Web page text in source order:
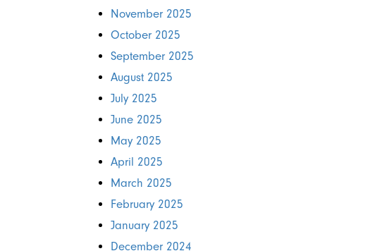
November 2025
October 2025
September 2025
August 2025
July 2025
June 2025
May 2025
April 2025
March 2025
February 2025
January 2025
December 2024